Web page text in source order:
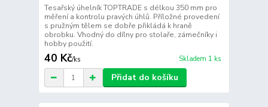
Tesařský úhelník TOPTRADE s délkou 350 mm pro
měření a kontrolu pravých úhlů. Příložné provedení
s pružným tělem se dobře přikládá k hraně
obrobku. Vhodný do dílny pro stolaře, zámečníky i
hobby použití.
40 Kč/ks Skladem 1 ks
Přidat do košíku